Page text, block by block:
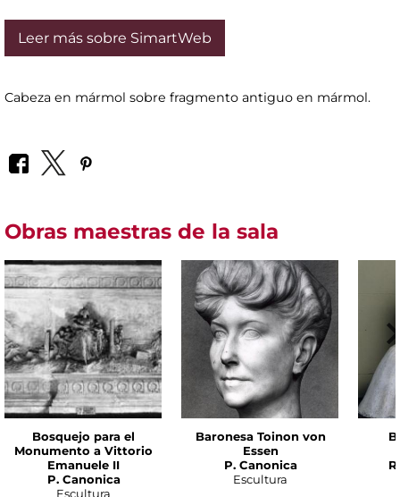
Leer más sobre SimartWeb
Cabeza en mármol sobre fragmento antiguo en mármol.
Obras maestras de la sala
Bosquejo para el
Monumento a Vittorio
Emanuele II
P. Canonica
Escultura
Baronesa Toinon von
Essen
P. Canonica
Escultura